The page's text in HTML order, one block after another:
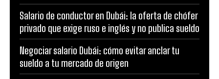
Salario de conductor en Dubái: la oferta de chófer
privado que exige ruso e inglés y no publica sueldo
Negociar salario Dubái: cómo evitar anclar tu
sueldo a tu mercado de origen